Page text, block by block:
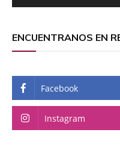
ENCUENTRANOS EN
Facebook
Instagram